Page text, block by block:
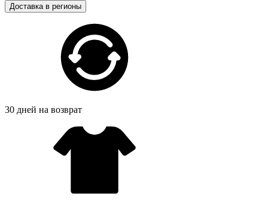
Доставка в регионы
30 дней на возврат